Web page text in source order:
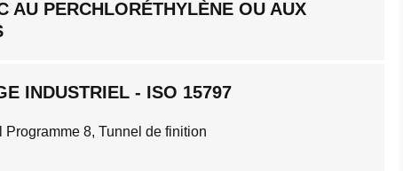
AU PERCHLORÉTHYLÈNE OU AUX
INDUSTRIEL - ISO 15797
Programme 8, Tunnel de finition